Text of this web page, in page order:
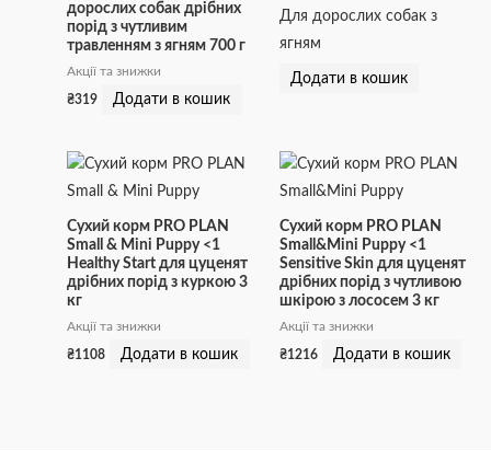
дорослих собак дрібних
порід з чутливим
травленням з ягням 700 г
Акції та знижки
₴319 Додати в кошик
Для дорослих собак з
ягням
Додати в кошик
Сухий корм PRO PLAN
Small & Mini Puppy <1
Healthy Start для цуценят
дрібних порід з куркою 3
кг
Акції та знижки
₴1108 Додати в кошик
Сухий корм PRO PLAN
Small&Mini Puppy <1
Sensitive Skin для цуценят
дрібних порід з чутливою
шкірою з лососем 3 кг
Акції та знижки
₴1216 Додати в кошик